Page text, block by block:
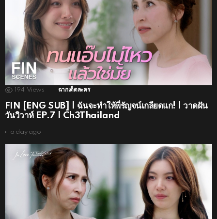
194 Views ฉากเด็ดละคร
FIN [ENG SUB] | ฉันจะทำให้พี่รัญจน์เกลียดแก! | วาดฝัน
วันวิวาห์ EP.7 | Ch3Thailand
a day ago